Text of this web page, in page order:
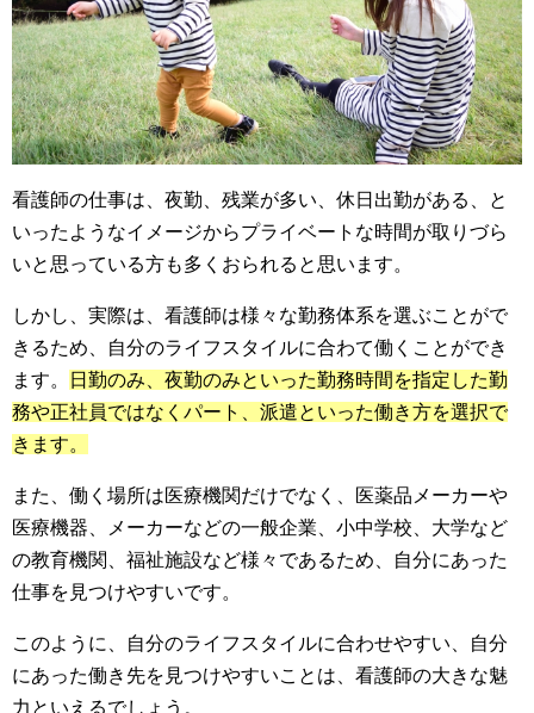
看護師の仕事は、夜勤、残業が多い、休日出勤がある、と
いったようなイメージからプライベートな時間が取りづら
いと思っている方も多くおられると思います。
しかし、実際は、看護師は様々な勤務体系を選ぶことがで
きるため、自分のライフスタイルに合わて働くことができ
ます。
日勤のみ、夜勤のみといった勤務時間を指定した勤
務や正社員ではなくパート、派遣といった働き方を選択で
きます。
また、働く場所は医療機関だけでなく、医薬品メーカーや
医療機器、メーカーなどの一般企業、小中学校、大学など
の教育機関、福祉施設など様々であるため、自分にあった
仕事を見つけやすいです。
このように、自分のライフスタイルに合わせやすい、自分
にあった働き先を見つけやすいことは、看護師の大きな魅
力といえるでしょう。